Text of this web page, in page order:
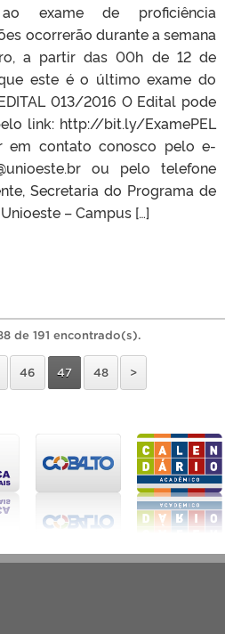
exame de proficiência
ocorrerão durante a semana
a partir das 00h de 12 de
este é o último exame do
013/2016 O Edital pode
link: http://bit.ly/ExamePEL
em contato conosco pelo e-
ou pelo telefone
Secretaria do Programa de
– Campus […]
de 191 encontrado(s).
46 47 48 >